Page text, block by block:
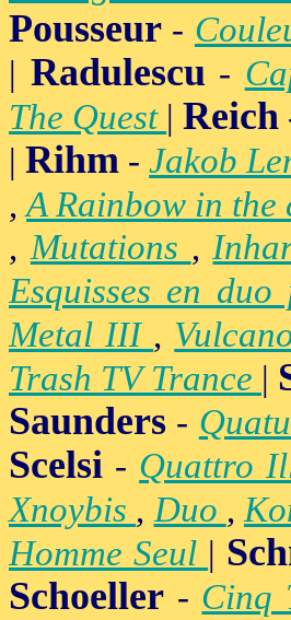
Pousseur -
| Radulescu -
The Quest |Reich
|Rihm -Jakob
,A Rainbow in the
,Mutations ,
Esquisses en
Metal III ,
Trash TV Trance |
Saunders -
Scelsi - Quattro
Xnoybis ,Duo ,
Homme Seul |
Schoeller - Cinq